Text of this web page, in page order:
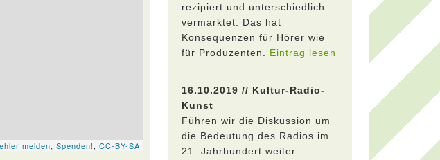
rezipiert und unterschiedlich
vermarktet. Das hat
Konsequenzen für Hörer wie
für Produzenten. Eintrag lesen
16.10.2019 // Kultur-Radio-
Kunst
Führen wir die Diskussion um
die Bedeutung des Radios im
21. Jahrhundert weiter: